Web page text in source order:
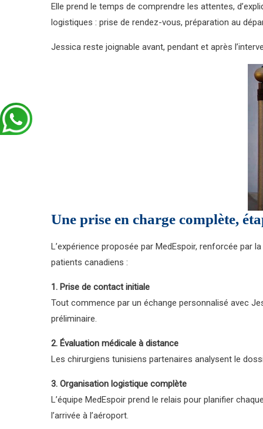
Elle prend le temps de comprendre les attentes,
logistiques : prise de rendez-vous, préparation au
Jessica reste joignable avant, pendant et après
Une prise en charge complète,
L’expérience proposée par MedEspoir, renforcée par
patients canadiens :
1. Prise de contact initiale
Tout commence par un échange personnalisé avec
préliminaire.
2. Évaluation médicale à distance
Les chirurgiens tunisiens partenaires analysent le
3. Organisation logistique complète
L’équipe MedEspoir prend le relais pour planifier
l’arrivée à l’aéroport.